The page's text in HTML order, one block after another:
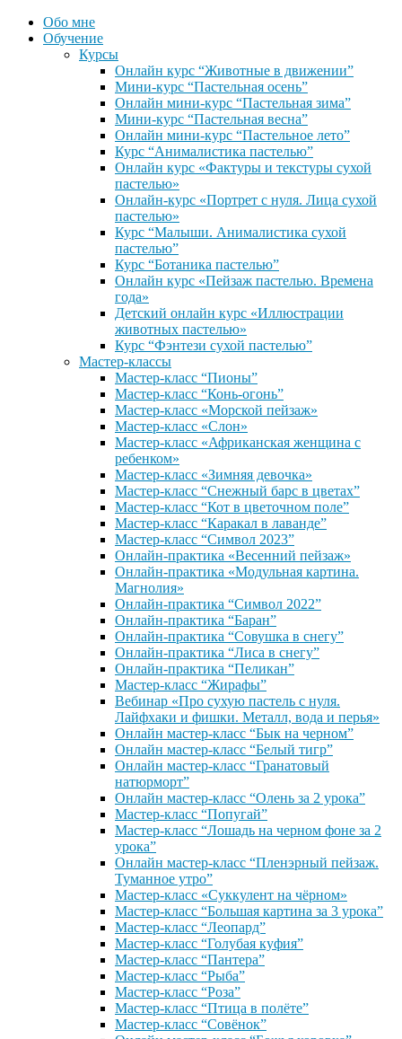
Обо мне
Обучение
Курсы
Онлайн курс “Животные в движении”
Мини-курс “Пастельная осень”
Онлайн мини-курс “Пастельная зима”
Мини-курс “Пастельная весна”
Онлайн мини-курс “Пастельное лето”
Курс “Анималистика пастелью”
Онлайн курс «Фактуры и текстуры сухой
пастелью»
Онлайн-курс «Портрет с нуля. Лица сухой
пастелью»
Курс “Малыши. Анималистика сухой
пастелью”
Курс “Ботаника пастелью”
Онлайн курс «Пейзаж пастелью. Времена
года»
Детский онлайн курс «Иллюстрации
животных пастелью»
Курс “Фэнтези сухой пастелью”
Мастер-классы
Мастер-класс “Пионы”
Мастер-класс “Конь-огонь”
Мастер-класс «Морской пейзаж»
Мастер-класс «Слон»
Мастер-класс «Африканская женщина с
ребенком»
Мастер-класс «Зимняя девочка»
Мастер-класс “Снежный барс в цветах”
Мастер-класс “Кот в цветочном поле”
Мастер-класс “Каракал в лаванде”
Мастер-класс “Символ 2023”
Онлайн-практика «Весенний пейзаж»
Онлайн-практика «Модульная картина.
Магнолия»
Онлайн-практика “Символ 2022”
Онлайн-практика “Баран”
Онлайн-практика “Совушка в снегу”
Онлайн-практика “Лиса в снегу”
Онлайн-практика “Пеликан”
Мастер-класс “Жирафы”
Вебинар «Про сухую пастель с нуля.
Лайфхаки и фишки. Металл, вода и перья»
Онлайн мастер-класс “Бык на черном”
Онлайн мастер-класс “Белый тигр”
Онлайн мастер-класс “Гранатовый
натюрморт”
Онлайн мастер-класс “Олень за 2 урока”
Мастер-класс “Попугай”
Мастер-класс “Лошадь на черном фоне за 2
урока”
Онлайн мастер-класс “Пленэрный пейзаж.
Туманное утро”
Мастер-класс «Суккулент на чёрном»
Мастер-класс “Большая картина за 3 урока”
Мастер-класс “Леопард”
Мастер-класс “Голубая куфия”
Мастер-класс “Пантера”
Мастер-класс “Рыба”
Мастер-класс “Роза”
Мастер-класс “Птица в полёте”
Мастер-класс “Совёнок”